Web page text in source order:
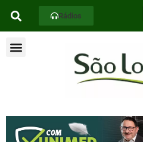
Rádios